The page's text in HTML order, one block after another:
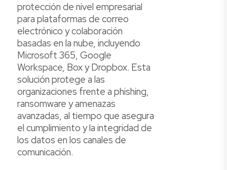
protección de nivel empresarial
para plataformas de correo
electrónico y colaboración
basadas en la nube, incluyendo
Microsoft 365, Google
Workspace, Box y Dropbox. Esta
solución protege a las
organizaciones frente a phishing,
ransomware y amenazas
avanzadas, al tiempo que asegura
el cumplimiento y la integridad de
los datos en los canales de
comunicación.